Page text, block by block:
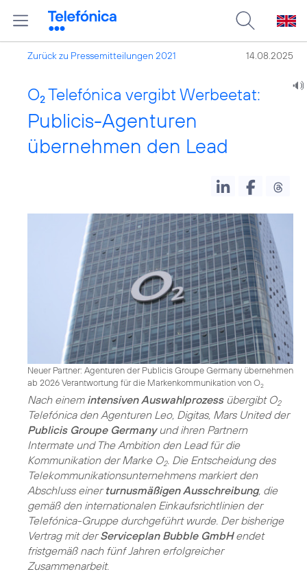
Zurück zu Pressemitteilungen 2021 14.08.2025
O2 Telefónica vergibt Werbeetat:
Publicis-Agenturen
übernehmen den Lead
Neuer Partner: Agenturen der Publicis Groupe Germany übernehmen
ab 2026 Verantwortung für die Markenkommunikation von O2
Nach einem intensiven Auswahlprozessübergibt O2
Telefónica den Agenturen Leo, Digitas, Mars United der
Publicis Groupe Germanyund ihren Partnern
Intermate und The Ambition den Lead für die
Kommunikation der Marke O2. Die Entscheidung des
Telekommunikations­unternehmens markiert den
Abschluss einer turnusmäßigen Ausschreibung, die
gemäß den internationalen Einkaufsrichtlinien der
Telefónica-Gruppe durchgeführt wurde. Der bisherige
Vertrag mit derServiceplan Bubble GmbHendet
fristgemäß nach fünf Jahren erfolgreicher
Zusammenarbeit.